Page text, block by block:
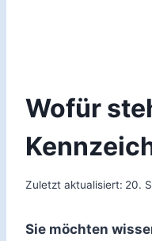
Wofür
Zuletzt aktualisiert: 20.
Sie möchten